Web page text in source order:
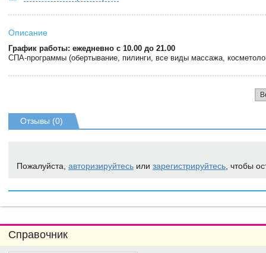
Описание
График работы: ежедневно с 10.00 до 21.00
СПА-программы (обертывание, пилинги, все виды массажа,
Отзывы (0)
Пожалуйста, авторизируйтесь или зарегистрируйтесь , чтобы
Справочник